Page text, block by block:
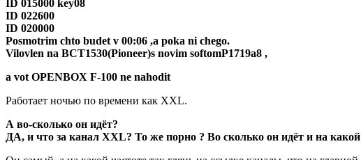
ID 015000 key08
ID 022600
ID 020000
Posmotrim chto budet v 00:06 ,a poka ni chego.
Vilovlen na BCT1530(Pioneer)s novim softomP1719a8 ,
a vot OPENBOX F-100 ne nahodit
Работает ночью по времени как XXL.
А во-сколько он идёт?
ДА, и что за канал XXL? То же порно ? Во сколько он идёт и на